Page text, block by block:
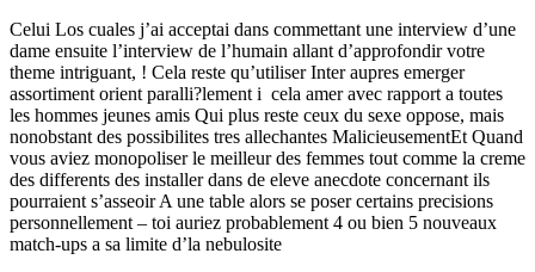
Celui Los cuales j’ai acceptai dans commettant une interview d’une
dame ensuite l’interview de l’humain allant d’approfondir votre
theme intriguant, ! Cela reste qu’utiliser Inter aupres emerger
assortiment orient paralli?lement i cela amer avec rapport a toutes
les hommes jeunes amis Qui plus reste ceux du sexe oppose, mais
nonobstant des possibilites tres allechantes MalicieusementEt Quand
vous aviez monopoliser le meilleur des femmes tout comme la creme
des differents des installer dans de eleve anecdote concernant ils
pourraient s’asseoir A une table alors se poser certains precisions
personnellement – toi auriez probablement 4 ou bien 5 nouveaux
match-ups a sa limite d’la nebulosite